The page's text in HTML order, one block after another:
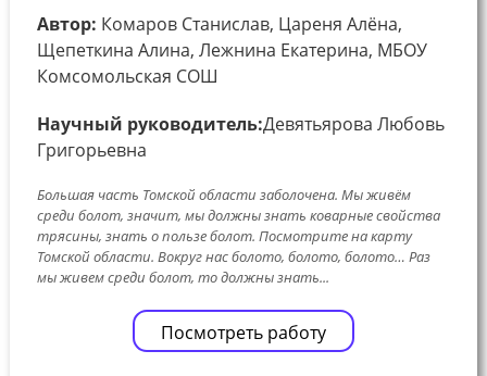
Автор: Комаров Станислав, Цареня Алёна,
Щепеткина Алина, Лежнина Екатерина, МБОУ
Комсомольская СОШ
Научный руководитель:Девятьярова Любовь
Григорьевна
Большая часть Томской области заболочена. Мы живём
среди болот, значит, мы должны знать коварные свойства
трясины, знать о пользе болот. Посмотрите на карту
Томской области. Вокруг нас болото, болото, болото… Раз
мы живем среди болот, то должны знать...
Посмотреть работу